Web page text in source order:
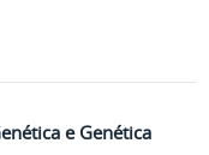
e Genética